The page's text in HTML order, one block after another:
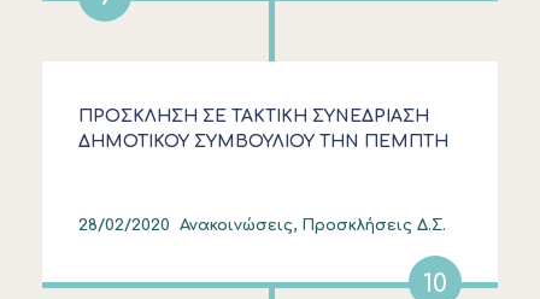
ΠΡΟΣΚΛΗΣΗ ΣΕ ΤΑΚΤΙΚΗ ΣΥΝΕΔΡΙΑΣΗ
ΔΗΜΟΤΙΚΟΥ ΣΥΜΒΟΥΛΙΟΥ ΤΗΝ ΠΕΜΠΤΗ
28/02/2020 Ανακοινώσεις, Προσκλήσεις Δ.Σ.
10